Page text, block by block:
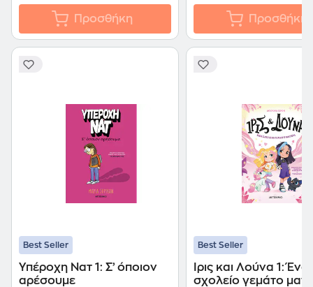
Προσθήκη Προσθήκη
Best Seller
Υπέροχη Νατ 1: Σ’ όποιον
αρέσουμε
Best Seller
Ίρις και Λούνα 1: Ένα
σχολείο γεμάτο